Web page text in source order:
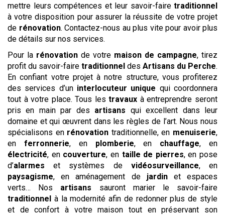
mettre leurs compétences et leur savoir-faire traditionnel
à votre disposition pour assurer la réussite de votre projet
de rénovation. Contactez-nous au plus vite pour avoir plus
de détails sur nos services.
Pour la rénovation de votre maison de campagne, tirez
profit du savoir-faire traditionnel des Artisans du Perche.
En confiant votre projet à notre structure, vous profiterez
des services d’un interlocuteur unique qui coordonnera
tout à votre place. Tous lestravaux à entreprendre seront
pris en main par des artisans qui excellent dans leur
domaine et qui œuvrent dans les règles de l’art. Nous nous
spécialisons en rénovation traditionnelle, en menuiserie,
en ferronnerie, en plomberie, en chauffage, en
électricité, en couverture, en taille de pierres, en pose
d’alarmes et systèmes de vidéosurveillance, en
paysagisme, en aménagement de jardinet espaces
verts… Nos artisans sauront marier le savoir-faire
traditionnel à la modernité afin de redonner plus de style
et de confort à votre maison tout en préservant son